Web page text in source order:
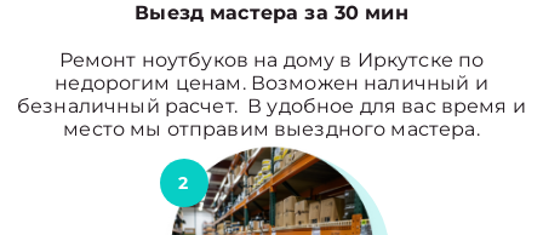
Выезд мастера за 30 мин
Ремонт ноутбуков на дому в Иркутске по
недорогим ценам. Возможен наличный и
безналичный расчет. В удобное для вас время и
место мы отправим выездного мастера.
2